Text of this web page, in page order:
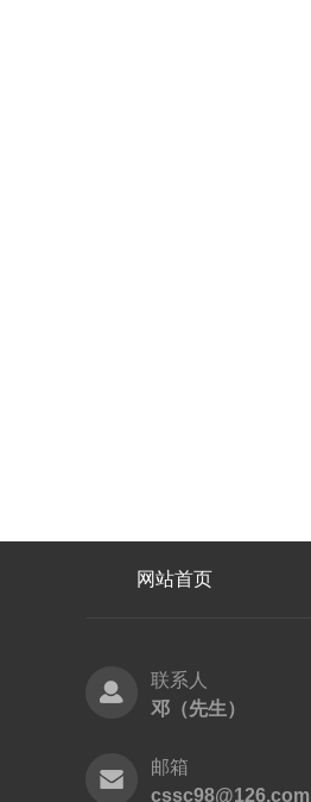
网站首页
联系人
邓（先生）
邮箱
cssc98@126.com